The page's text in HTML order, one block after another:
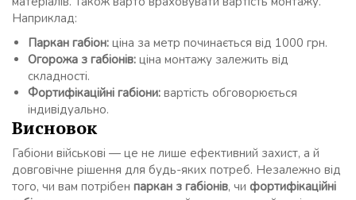
Наприклад:
Паркан габіон: ціна за метр починається від 1000 грн.
Огорожа з габіонів: ціна монтажу залежить від
складності.
Фортифікаційні габіони: вартість обговорюється
індивідуально.
Висновок
Габіони військові — це не лише ефективний захист, а й
довговічне рішення для будь-яких потреб. Незалежно від
того, чи вам потрібен паркан з габіонів, чи фортифікаційні